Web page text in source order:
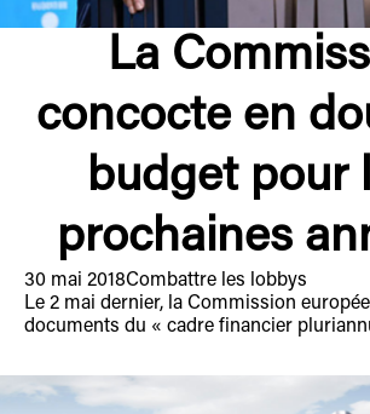
La
concocte en
budget pour
prochaines
30 mai 2018Combattre les lobbys
Le 2 mai dernier, la Commission
documents du « cadre financier